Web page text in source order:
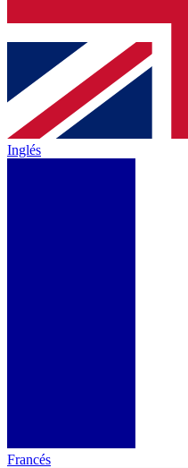
Inglés
Francés